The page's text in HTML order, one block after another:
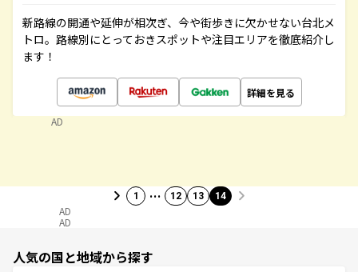
新路線の開通や延伸が相次ぎ、今や街歩きに欠かせない台北メ
トロ。路線別にとっておきスポットや注目エリアを徹底紹介し
ます！
詳細を見る
AD
1 … 12 13 14
AD
AD
人気の国と地域から探す